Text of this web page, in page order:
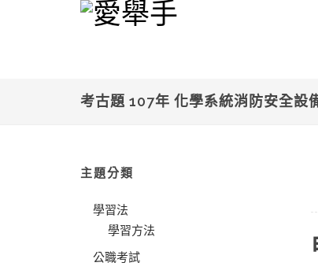
考古題 107年 化學系統消防安全設
主題分類
學習法
學習方法
公職考試